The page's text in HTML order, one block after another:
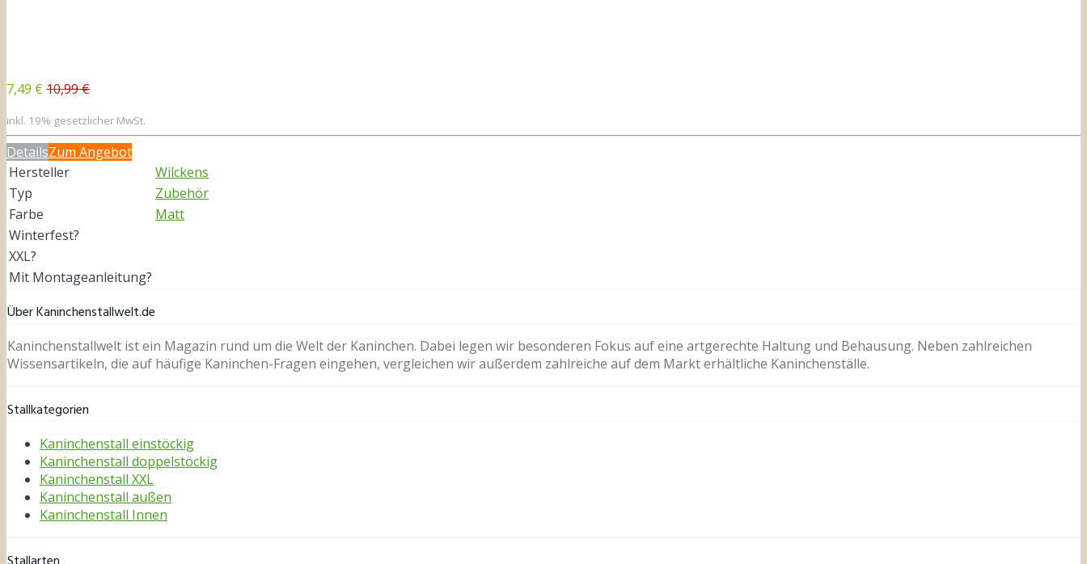
7,49 € 10,99 €
inkl. 19% gesetzlicher MwSt.
DetailsZum Angebot
Hersteller
Wilckens
Typ
Zubehör
Farbe
Matt
Winterfest?
XXL?
Mit Montageanleitung?
Über Kaninchenstallwelt.de
Kaninchenstallwelt ist ein Magazin rund um die Welt der Kaninchen. Dabei legen wir besonderen Fokus auf eine artgerechte Haltung und Behausung. Neben zahlreichen
Wissensartikeln, die auf häufige Kaninchen-Fragen eingehen, vergleichen wir außerdem zahlreiche auf dem Markt erhältliche Kaninchenställe.
Stallkategorien
Kaninchenstall einstöckig
Kaninchenstall doppelstöckig
Kaninchenstall XXL
Kaninchenstall außen
Kaninchenstall Innen